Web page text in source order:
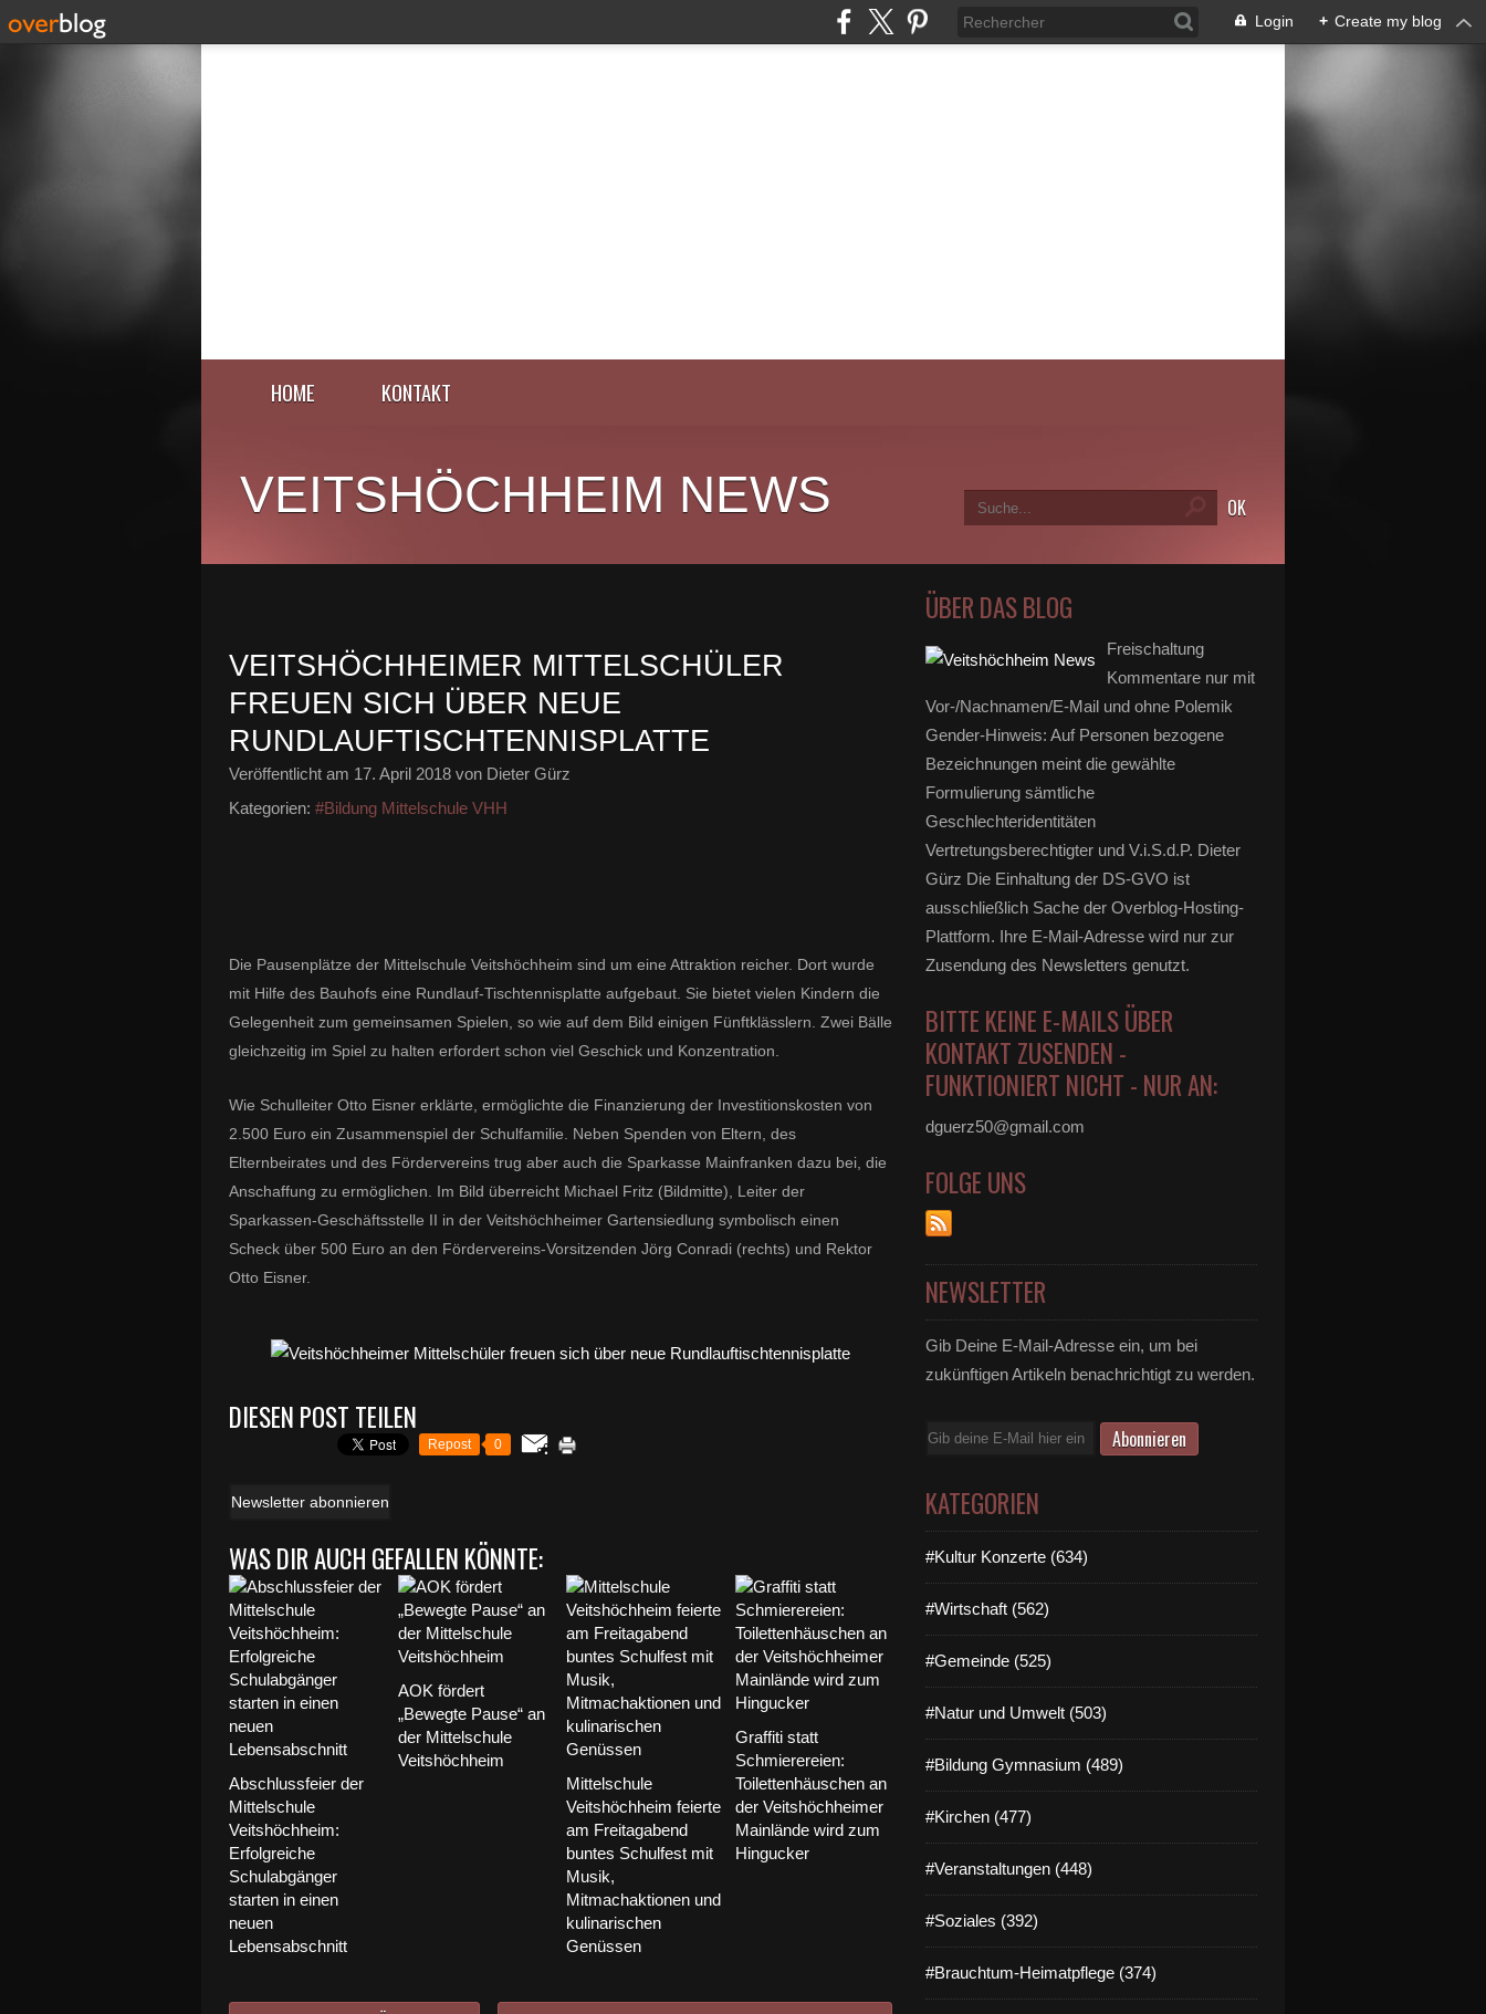
Login + Create my blog
HOME KONTAKT
VEITSHÖCHHEIM NEWS
VEITSHÖCHHEIMER MITTELSCHÜLER
FREUEN SICH ÜBER NEUE
RUNDLAUFTISCHTENNISPLATTE
Veröffentlicht am 17. April 2018 von Dieter Gürz
Kategorien: #Bildung Mittelschule VHH
Die Pausenplätze der Mittelschule Veitshöchheim sind um eine Attraktion reicher. Dort wurde
mit Hilfe des Bauhofs eine Rundlauf-Tischtennisplatte aufgebaut. Sie bietet vielen Kindern die
Gelegenheit zum gemeinsamen Spielen, so wie auf dem Bild einigen Fünftklässlern. Zwei Bälle
gleichzeitig im Spiel zu halten erfordert schon viel Geschick und Konzentration.
Wie Schulleiter Otto Eisner erklärte, ermöglichte die Finanzierung der Investitionskosten von
2.500 Euro ein Zusammenspiel der Schulfamilie. Neben Spenden von Eltern, des
Elternbeirates und des Fördervereins trug aber auch die Sparkasse Mainfranken dazu bei, die
Anschaffung zu ermöglichen. Im Bild überreicht Michael Fritz (Bildmitte), Leiter der
Sparkassen-Geschäftsstelle II in der Veitshöchheimer Gartensiedlung symbolisch einen
Scheck über 500 Euro an den Fördervereins-Vorsitzenden Jörg Conradi (rechts) und Rektor
Otto Eisner.
DIESEN POST TEILEN
Repost 0
Newsletter abonnieren
WAS DIR AUCH GEFALLEN KÖNNTE:
Abschlussfeier der
Mittelschule
Veitshöchheim:
Erfolgreiche
Schulabgänger
starten in einen
neuen
Lebensabschnitt
AOK fördert
„Bewegte Pause“ an
der Mittelschule
Veitshöchheim
Mittelschule
Veitshöchheim feierte
am Freitagabend
buntes Schulfest mit
Musik,
Mitmachaktionen und
kulinarischen
Genüssen
Graffiti statt
Schmierereien:
Toilettenhäuschen an
der Veitshöchheimer
Mainlände wird zum
Hingucker
ÜBER DAS BLOG
Freischaltung
Kommentare nur mit
Vor-/Nachnamen/E-Mail und ohne Polemik
Gender-Hinweis: Auf Personen bezogene
Bezeichnungen meint die gewählte
Formulierung sämtliche
Geschlechteridentitäten
Vertretungsberechtigter und V.i.S.d.P. Dieter
Gürz Die Einhaltung der DS-GVO ist
ausschließlich Sache der Overblog-Hosting-
Plattform. Ihre E-Mail-Adresse wird nur zur
Zusendung des Newsletters genutzt.
BITTE KEINE E-MAILS ÜBER
KONTAKT ZUSENDEN -
FUNKTIONIERT NICHT - NUR AN:
dguerz50@gmail.com
FOLGE UNS
NEWSLETTER
Gib Deine E-Mail-Adresse ein, um bei
zukünftigen Artikeln benachrichtigt zu werden.
E-
KATEGORIEN
#Kultur Konzerte (634)
#Wirtschaft (562)
#Gemeinde (525)
#Natur und Umwelt (503)
#Bildung Gymnasium (489)
#Kirchen (477)
#Veranstaltungen (448)
#Soziales (392)
#Brauchtum-Heimatpflege (374)